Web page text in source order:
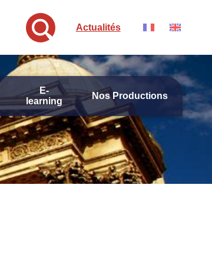
Actualités
E-
learning
Nos Productions